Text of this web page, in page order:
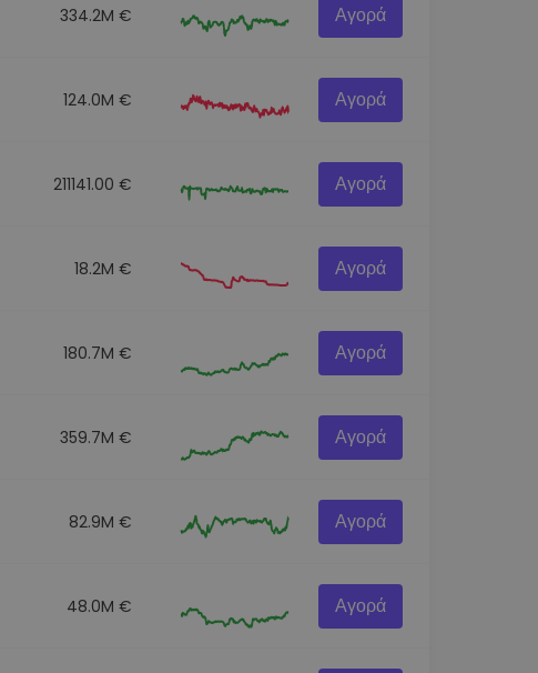
334.2M € Αγορά
124.0M € Αγορά
211141.00 € Αγορά
18.2M € Αγορά
180.7M € Αγορά
359.7M € Αγορά
82.9M € Αγορά
48.0M € Αγορά